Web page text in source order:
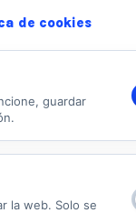
salvo
prestar el
rectificación,
portabilidad
He leído y
de cookies
guardar
la web. Solo se